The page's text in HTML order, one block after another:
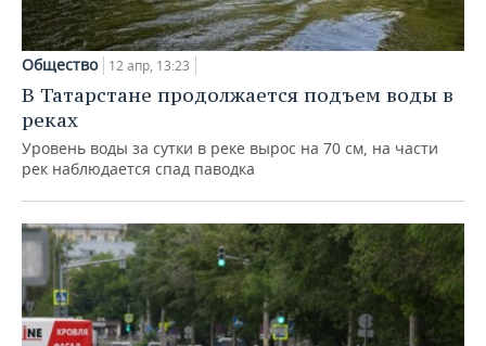
Общество 12 апр, 13:23
В Татарстане продолжается подъем воды в
реках
Уровень воды за сутки в реке вырос на 70 см, на части
рек наблюдается спад паводка